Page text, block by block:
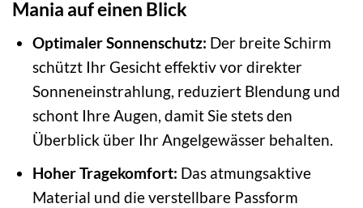
Mania auf einen Blick
Optimaler Sonnenschutz: Der breite Schirm
schützt Ihr Gesicht effektiv vor direkter
Sonneneinstrahlung, reduziert Blendung und
schont Ihre Augen, damit Sie stets den
Überblick über Ihr Angelgewässer behalten.
Hoher Tragekomfort: Das atmungsaktive
Material und die verstellbare Passform